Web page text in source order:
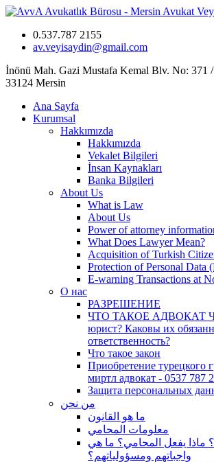
0.537.787 2155
av.veyisaydin@gmail.com
İnönü Mah. Gazi Mustafa Kemal Blv. No: 371
33124 Mersin
Ana Sayfa
Kurumsal
Hakkımızda
Hakkımızda
Vekalet Bilgileri
İnsan Kaynakları
Banka Bilgileri
About Us
What is Law
About Us
Power of attorney
What Does Lawyer Mean?
Acquisition of Turkish
Protection of Personal
E-warning Transactions at
О нас
РАЗРЕШЕНИЕ
ЧТО ТАКОЕ АДВОКАТ
юрист? Каковы их
ответственность?
Что такое закон
Приобретение турецкого
миртл адвокат - 0537 787
Защита персональных
من نحن
ما هو القانون
معلومات المحامي
ماذا يفعل المحامي؟ ما هي
واجباتهم ومسؤولياتهم؟